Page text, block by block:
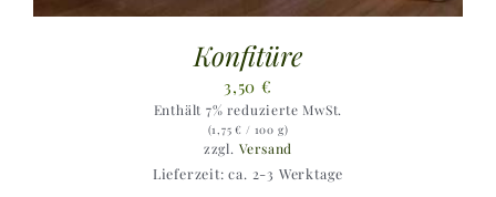
Konfitüre
3,50€
Enthält 7% reduzierte MwSt.
(1,75€ / 100 g)
zzgl. Versand
Lieferzeit: ca. 2-3 Werktage